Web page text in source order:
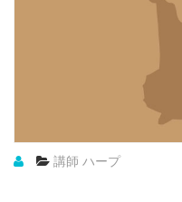
講師 ハープ